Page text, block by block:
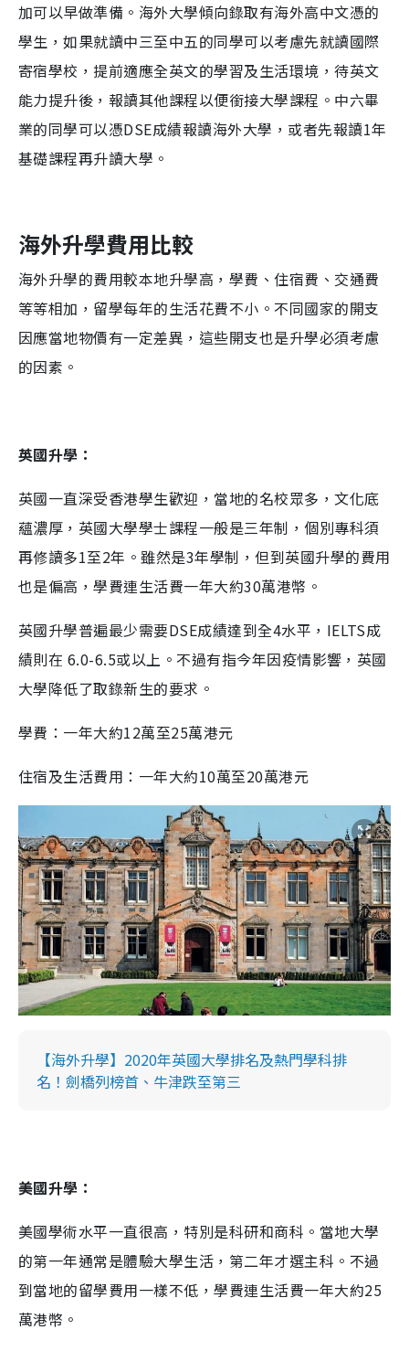
加可以早做準備。海外大學傾向錄取有海外高中文憑的
學生，如果就讀中三至中五的同學可以考慮先就讀國際
寄宿學校，提前適應全英文的學習及生活環境，待英文
能力提升後，報讀其他課程以便銜接大學課程。中六畢
業的同學可以憑DSE成績報讀海外大學，或者先報讀1年
基礎課程再升讀大學。
海外升學費用比較
海外升學的費用較本地升學高，學費、住宿費、交通費
等等相加，留學每年的生活花費不小。不同國家的開支
因應當地物價有一定差異，這些開支也是升學必須考慮
的因素。
英國升學：
英國一直深受香港學生歡迎，當地的名校眾多，文化底
蘊濃厚，英國大學學士課程一般是三年制，個別專科須
再修讀多1至2年。雖然是3年學制，但到英國升學的費用
也是偏高，學費連生活費一年大約30萬港幣。
英國升學普遍最少需要DSE成績達到全4水平，IELTS成
績則在 6.0-6.5或以上。不過有指今年因疫情影響，英國
大學降低了取錄新生的要求。
學費：一年大約12萬至25萬港元
住宿及生活費用：一年大約10萬至20萬港元
【海外升學】2020年英國大學排名及熱門學科排
名！劍橋列榜首、牛津跌至第三
美國升學：
美國學術水平一直很高，特別是科研和商科。當地大學
的第一年通常是體驗大學生活，第二年才選主科。不過
到當地的留學費用一樣不低，學費連生活費一年大約25
萬港幣。